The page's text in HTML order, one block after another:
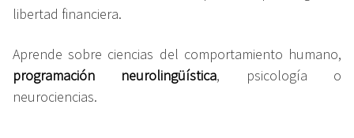
libertad financiera.
Aprende sobre ciencias del comportamiento humano,
programación neurolingüística, psicología o
neurociencias.